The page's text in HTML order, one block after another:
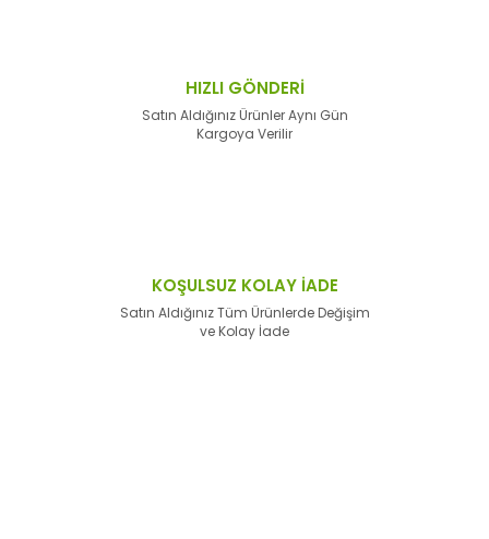
HIZLI GÖNDERİ
Satın Aldığınız Ürünler Aynı Gün
Kargoya Verilir
KOŞULSUZ KOLAY İADE
Satın Aldığınız Tüm Ürünlerde Değişim
ve Kolay İade